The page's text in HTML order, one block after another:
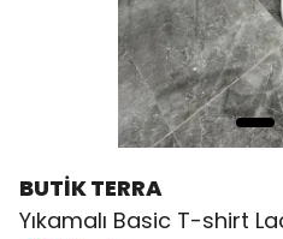
BUTİK TERRA
Yıkamalı Basic T-shirt